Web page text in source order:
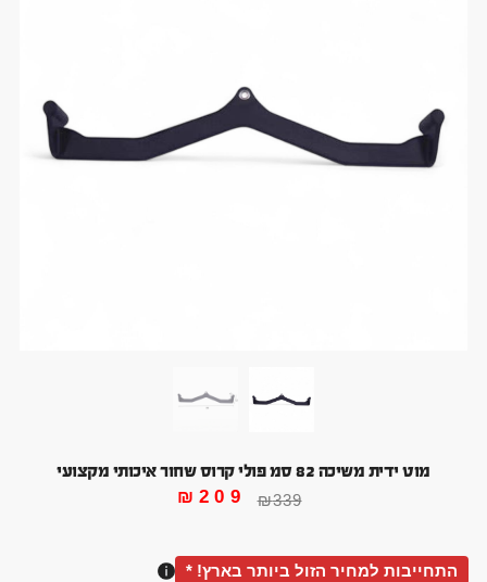
מוט ידית משיכה 82 סמ פולי קרוס שחור איכותי מקצועי
₪339
₪ 209
התחייבות למחיר הזול ביותר בארץ! *